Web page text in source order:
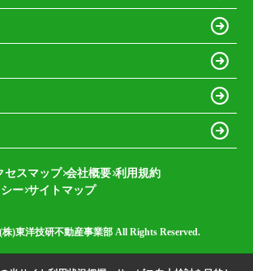
セスマップ 会社概要 利用規約
ー サイトマップ
)東洋技研不動産事業部 All Rights Reserved.